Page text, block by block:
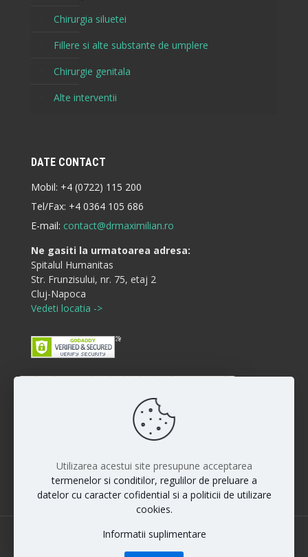
Chirurgia siluetei
Fillere si alte substante de umplere
Chirurgie genitala
Alte interventii
DATE CONTACT
Mobil: +4 (0722) 115 200
Tel/Fax: +4 0364 105 686
E-mail: contact@drmaximilian.ro
Ne gasiti la urmatoarea adresa:
Spitalul Humanitas
Str. Frunzisului, nr. 75, etaj 2
Cluj-Napoca
Vedeti locatia ->
Rezultatele interventiilor pot diferi de la persoana la
proceduri sunt individuale. Fiecare pacient este unic si
rezultatele nu pot fi la fel pentru toti pacientii.
© 2022 Dr. Maximilian Muntean | All Rights Reserved
Utilizarea acestui site presupune acceptarea
termenelor si conditilor, regulilor de preluare a
datelor cu caracter cofidential si a politicii de utilizare
cookies.
Informatii suplimentare
Buna ziua! Cum va putem ajuta?